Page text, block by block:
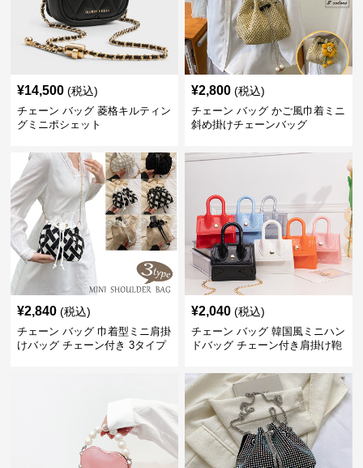
¥14,500 (税込)
チェーン バッグ 菱格キルティン
グミニポシェット
¥2,800 (税込)
チェーン バッグ かご風巾着ミニ
斜め掛けチェーンバッグ
¥2,840 (税込)
チェーン バッグ 巾着型ミニ肩掛
けバッグ チェーン付き 3タイプ
¥2,040 (税込)
チェーン バッグ 韓国風ミニハン
ドバッグ チェーン付き肩掛け鞄